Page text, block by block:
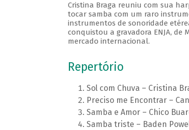
Cristina Braga reuniu com sua
tocar samba com um raro
instrumentos de sonoridade
conquistou a gravadora ENJA, de
mercado internacional.
Repertório
Sol com Chuva – Cristina
Preciso me Encontrar –
Samba e Amor – Chico
Samba triste – Baden